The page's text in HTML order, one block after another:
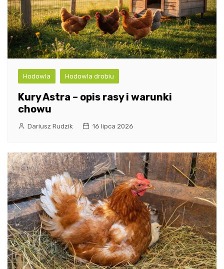
Hodowla Hodowla drobiu
Kury Astra – opis rasy i warunki
chowu
Dariusz Rudzik 16 lipca 2026